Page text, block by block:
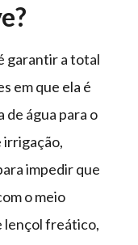
garantir a total
em que ela é
de água para o
irrigação,
impedir que
o meio
lençol freático,